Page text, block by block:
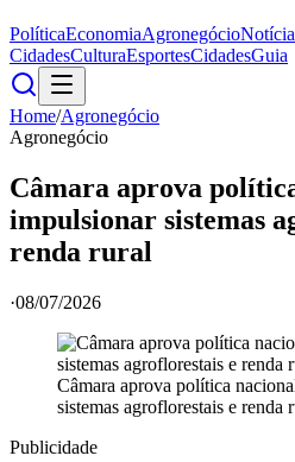
PolíticaEconomiaAgronegócio
CidadesCulturaEsportesCidadesGuia
Home/Agronegócio
Agronegócio
Câmara aprova
impulsionar sistemas
renda rural
·08/07/2026
Câmara aprova política
sistemas agroflorestais e renda
Publicidade